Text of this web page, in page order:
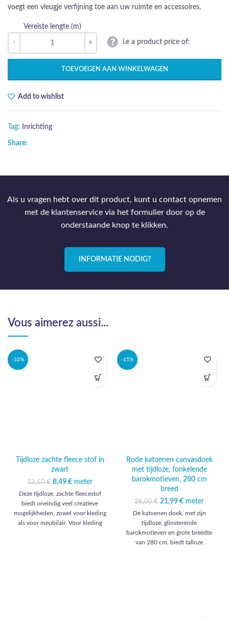
voegt een vleugje verfijning toe aan uw ruimte en accessoires.
Vereiste lengte (m)
i.e a product price of:
TOEVOEGEN AAN WINKELWAGEN
Add to wishlist
Tag: Inrichting
Share:
Als u vragen hebt over dit product, kunt u contact opnemen
met de klantenservice via het formulier door op de
onderstaande knop te klikken.
INFORMATIE NODIG?
Vous aimerez aussi...
-32%
Tijdloze zachte fleece stof in
zwart
12,50€
Oorspronkelijke
prijs was: 12,50 €.
8,49 € Huidige prijs
is: 8,49 €.
meter
Deze tijdloze, zachte fleecestof
biedt oneindig veel creatieve
mogelijkheden, zowel voor kleding
als voor meubilair. Voor kleding
-15%
Rode katoenen canvasdoek
met tijdloze, fonkelende
barokmotieven, 280 cm
breed
26,00€
Oorspronkelijke
prijs was: 26,00 €.
21,99 €
Huidige
prijs is:
21,99 €.
meter
De katoenen doek, met zijn
tijdloze, glinsterende
barokmotieven en grote breedte
van 280 cm, biedt talloze